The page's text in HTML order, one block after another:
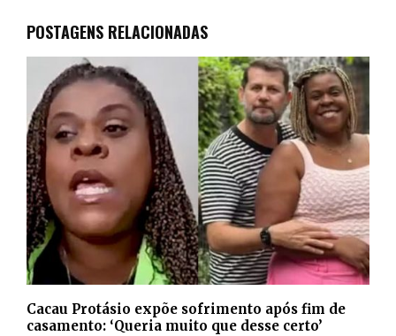
POSTAGENS RELACIONADAS
Cacau Protásio expõe sofrimento após fim de
casamento: ‘Queria muito que desse certo’